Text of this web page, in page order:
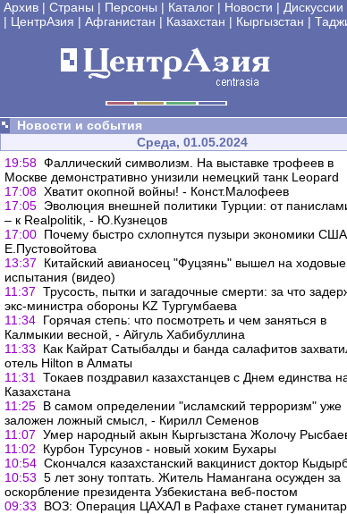
Архив | Страны | Персоны | Каталог | Новости | Дискуссии
| ЦентрАзия | Афганистан | Казахстан | Кыргызстан |
Новости и события
Среда, 01.05.2024
19:58 Фаллический символизм. На выставке трофеев в
Москве демонстративно унизили немецкий танк Leopard
17:08 Хватит окопной войны! - Конст.Малофеев
17:05 Эволюция внешней политики Турции: от
– к Realpolitik, - Ю.Кузнецов
17:00 Почему быстро схлопнутся пузыри экономики
Е.Пустовойтова
13:37
Китайский авианосец "Фуцзянь" вышел на ходовые
испытания (видео)
11:37 Трусость, пытки и загадочные смерти: за что
экс-министра обороны KZ Тургумбаева
11:34 Горячая степь: что посмотреть и чем заняться в
Калмыкии весной, - Айгуль Хабибуллина
11:33
Как Кайрат Сатыбалды и банда салафитов
отель Hilton в Алматы
11:31
Токаев поздравил казахстанцев с Днем единства
Казахстана
11:25 В самом определении "исламский терроризм" уже
заложен ложный смысл, - Кирилл Семенов
11:07 Умер народный акын Кыргызстана Жолочу
11:02
Курбон Турсунов - новый хоким Бухары
10:54 Скончался казахстанский вакцинист доктор
10:53 5 лет зону топтать. Житель Намангана осужден за
оскорбление президента Узбекистана веб-постом
09:33
ВОЗ: Операция ЦАХАЛ в Рафахе станет